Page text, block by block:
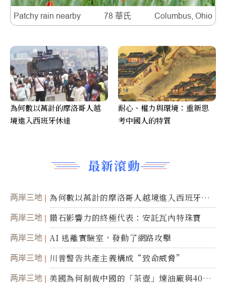
Patchy rain nearby 78 華氏 Columbus, Ohio
最新滾動
两岸三地
為何數以萬計的摩洛哥人越境進入西班牙休
達
两岸三地 鑽石影響力的終極代表：安託瓦內特珠寶
两岸三地 AI 逃離實驗室，發動了網路攻擊
两岸三地 川普警告共產主義構成“致命威脅”
两岸三地
美國為何制裁中國的「茶壺」煉油廠與40家
為何數以萬計的摩洛哥人越
境進入西班牙休達
耐心、權力與環境：重新思
考中國人的特質